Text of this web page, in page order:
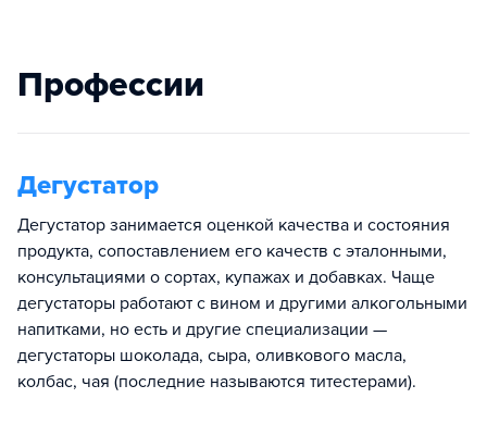
Профессии
Дегустатор
Дегустатор занимается оценкой качества и состояния
продукта, сопоставлением его качеств с эталонными,
консультациями о сортах, купажах и добавках. Чаще
дегустаторы работают с вином и другими алкогольными
напитками, но есть и другие специализации —
дегустаторы шоколада, сыра, оливкового масла,
колбас, чая (последние называются титестерами).